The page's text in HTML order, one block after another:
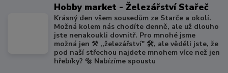
Hobby market - Železářství Stařeč
Krásný den všem sousedům ze Starče a okolí.
Možná kolem nás chodíte denně, ale už dlouho
jste nenakoukli dovnitř. Pro mnohé jsme
možná jen ⚒️ ,,železářství" 🛠️, ale věděli jste, že
pod naší střechou najdete mnohem více než jen
hřebíky? 🔩 Nabízíme spoustu